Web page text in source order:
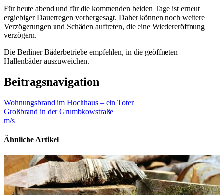
Für heute abend und für die kommenden beiden Tage ist erneut
ergiebiger Dauerregen vorhergesagt. Daher können noch weitere
Verzögerungen und Schäden auftreten, die eine Wiedereröffnung
verzögern.
Die Berliner Bäderbetriebe empfehlen, in die geöffneten
Hallenbäder auszuweichen.
Beitragsnavigation
Wohnungsbrand im Hochhaus – ein Toter
Großbrand in der Grumbkowstraße
m/s
Ähnliche Artikel